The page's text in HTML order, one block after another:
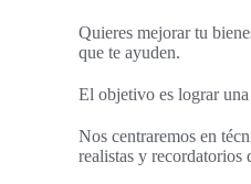
Quieres mejorar tu
que te ayuden.
El objetivo es lograr
Nos centraremos en
realistas y recordatorios